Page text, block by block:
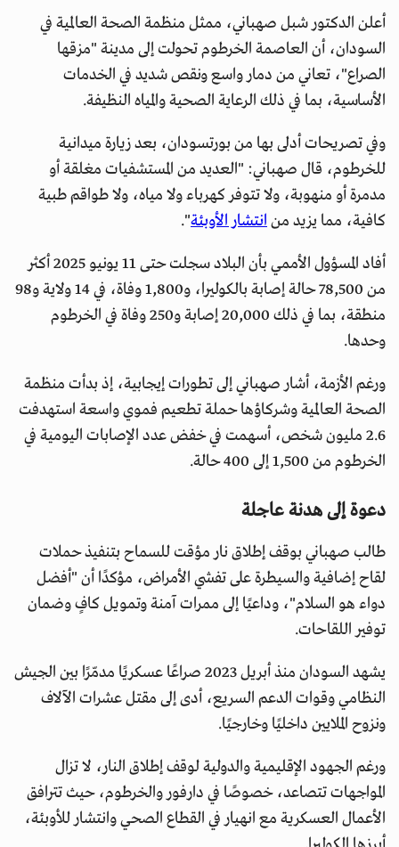
أعلن الدكتور شبل صهباني، ممثل منظمة الصحة العالمية في
السودان، أن العاصمة الخرطوم تحولت إلى مدينة "مزقها
الصراع"، تعاني من دمار واسع ونقص شديد في الخدمات
الأساسية، بما في ذلك الرعاية الصحية والمياه النظيفة.
وفي تصريحات أدلى بها من بورتسودان، بعد زيارة ميدانية
للخرطوم، قال صهباني: "العديد من المستشفيات مغلقة أو
مدمرة أو منهوبة، ولا تتوفر كهرباء ولا مياه، ولا طواقم طبية
كافية، مما يزيد منانتشار الأوبئة".
أفاد المسؤول الأممي بأن البلاد سجلت حتى 11 يونيو 2025 أكثر
من 78,500 حالة إصابة بالكوليرا، و1,800 وفاة، في 14 ولاية و98
منطقة، بما في ذلك 20,000 إصابة و250 وفاة في الخرطوم
وحدها.
ورغم الأزمة، أشار صهباني إلى تطورات إيجابية، إذ بدأت منظمة
الصحة العالمية وشركاؤها حملة تطعيم فموي واسعة استهدفت
2.6 مليون شخص، أسهمت في خفض عدد الإصابات اليومية في
الخرطوم من 1,500 إلى 400 حالة.
دعوة إلى هدنة عاجلة
طالب صهباني بوقف إطلاق نار مؤقت للسماح بتنفيذ حملات
لقاح إضافية والسيطرة على تفشي الأمراض، مؤكدًا أن "أفضل
دواء هو السلام"، وداعيًا إلى ممرات آمنة وتمويل كافٍ وضمان
توفير اللقاحات.
يشهد السودان منذ أبريل 2023 صراعًا عسكريًا مدمّرًا بين الجيش
النظامي وقوات الدعم السريع، أدى إلى مقتل عشرات الآلاف
ونزوح الملايين داخليًا وخارجيًا.
ورغم الجهود الإقليمية والدولية لوقف إطلاق النار، لا تزال
المواجهات تتصاعد، خصوصًا في دارفور والخرطوم، حيث تترافق
الأعمال العسكرية مع انهيار في القطاع الصحي وانتشار للأوبئة،